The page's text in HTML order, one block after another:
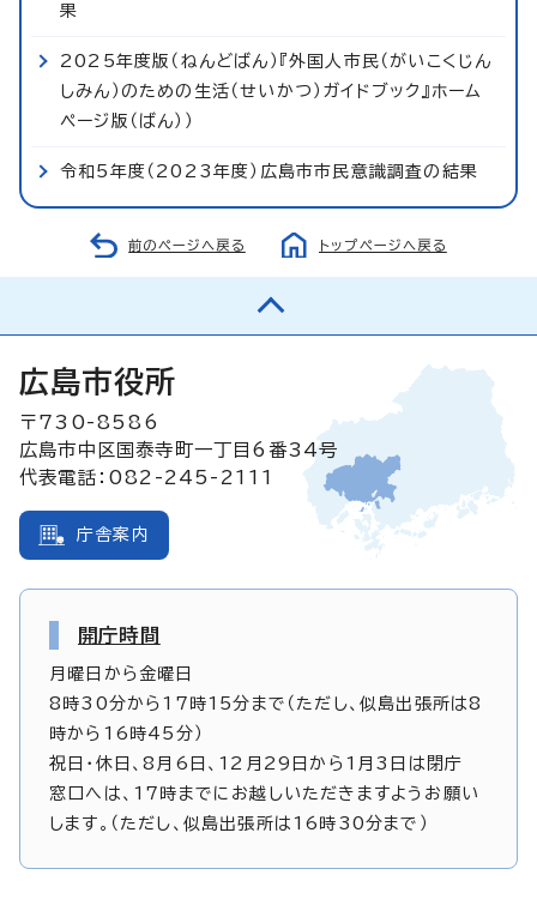
果
2025年度版（ねんどばん）『外国人市民（がいこくじん
しみん）のための生活（せいかつ）ガイドブック』ホーム
ページ版（ばん））
令和5年度（2023年度）広島市市民意識調査の結果
前のページへ戻る トップページへ戻る
広島市役所
〒730-8586
広島市中区国泰寺町一丁目6番34号
代表電話：082-245-2111
庁舎案内
開庁時間
月曜日から金曜日
8時30分から17時15分まで（ただし、似島出張所は8
時から16時45分）
祝日・休日、8月6日、12月29日から1月3日は閉庁
窓口へは、17時までにお越しいただきますようお願い
します。（ただし、似島出張所は16時30分まで）